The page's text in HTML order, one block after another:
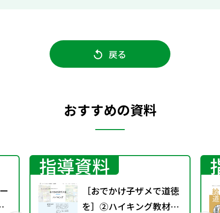
戻る
おすすめの資料
指導資料
［おでかけ子ザメで道徳
を］②ハイキング教材